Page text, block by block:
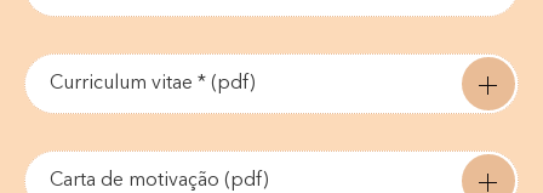
Curriculum vitae * (pdf)
Carta de motivação (pdf)